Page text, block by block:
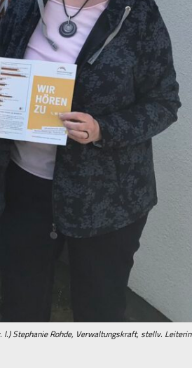
Stephanie Rohde, Verwaltungskraft, stellv. Leiterin